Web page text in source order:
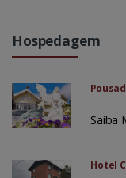
Hospedagem
Saiba
Hotel